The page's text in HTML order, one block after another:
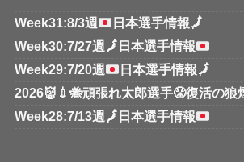
Week31:8/3週 日本選手情報🗾
Week30:7/27週 🗾 日本選手情報
Week29:7/20週
日本選手情報🗾
2026👹💉🐝頑張れ太郎選手😤復活の狼
Week28:7/13週 🗾 日本選手情報